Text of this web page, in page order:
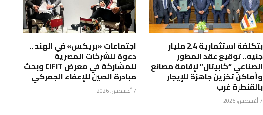
بتكلفة استثمارية 2.4 مليار
جنيه.. توقيع عقد المطور
الصناعي “كابيتال” لإقامة مصانع
وأماكن تخزين جاهزة للإيجار
بالقنطرة غرب
7 أغسطس، 2026
اجتماعات «بريكس» في الهند ..
دعوة للشركات المصرية
للمشاركة في معرض CIFIT وبحث
مبادرة الصين للإعفاء الجمركي
7 أغسطس، 2026